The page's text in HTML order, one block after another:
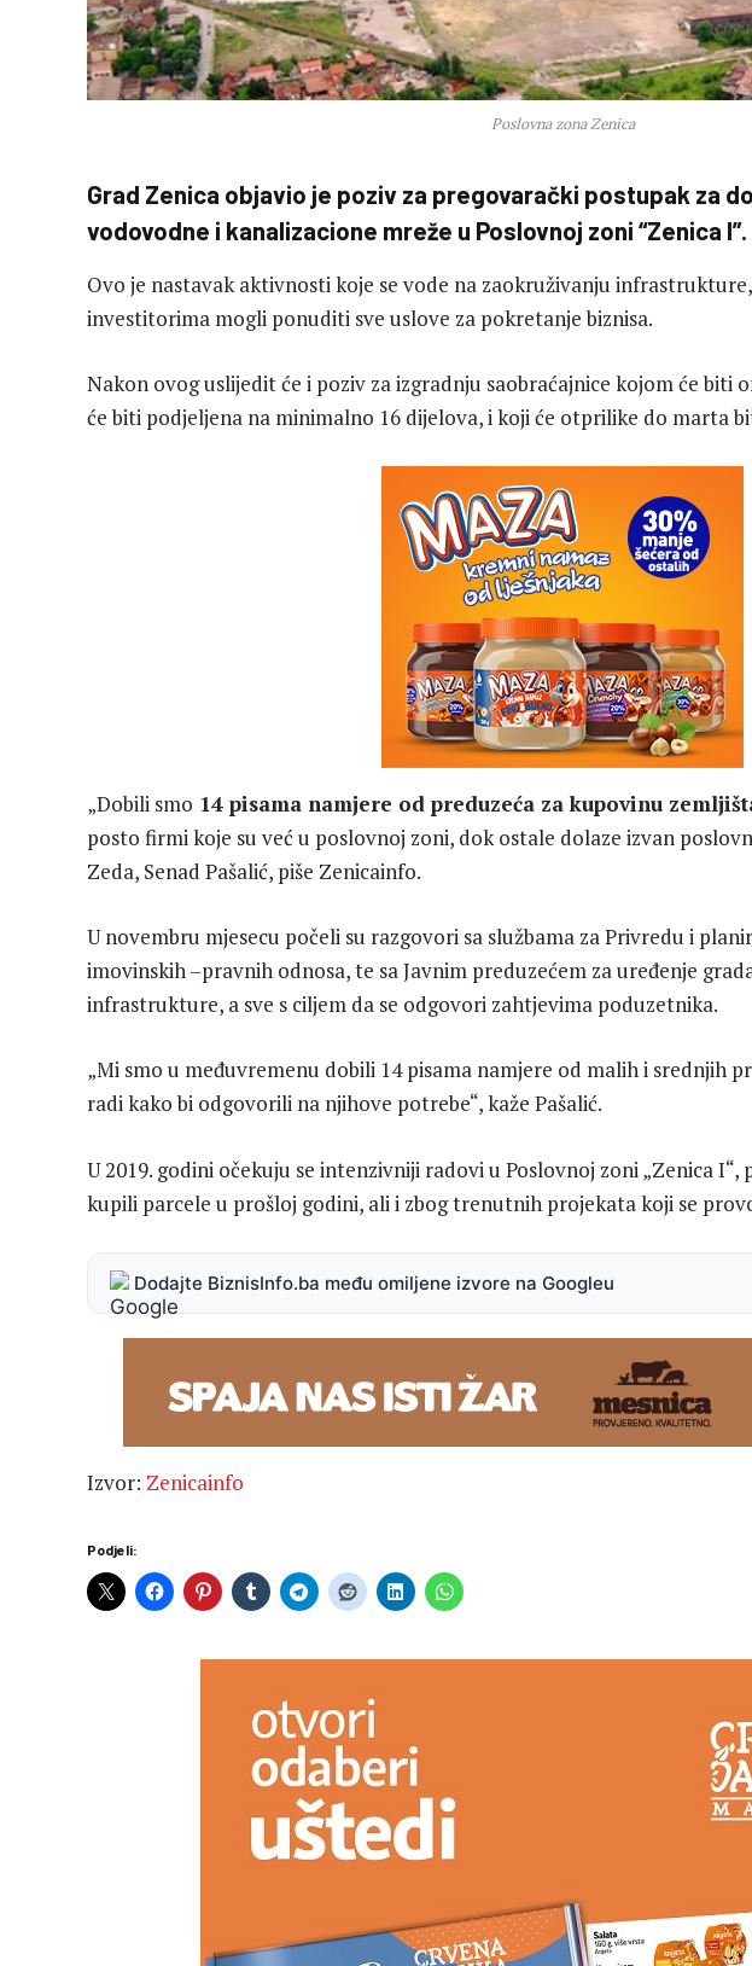
Poslovna zona Zenica
Grad Zenica objavio je poziv za pregovarački postupak za
vodovodne i kanalizacione mreže u Poslovnoj zoni “Zenica I”.
Ovo je nastavak aktivnosti koje se vode na zaokruživanju
investitorima mogli ponuditi sve uslove za pokretanje biznisa.
Nakon ovog uslijedit će i poziv za izgradnju saobraćajnice kojom će biti
će biti podjeljena na minimalno 16 dijelova, i koji će otprilike do marta
„Dobili smo 14 pisama namjere od preduzeća za kupovinu
posto firmi koje su već u poslovnoj zoni, dok ostale dolaze izvan
Zeda, Senad Pašalić, piše Zenicainfo.
U novembru mjesecu počeli su razgovori sa službama za Privredu i
imovinskih –pravnih odnosa, te sa Javnim preduzećem za uređenje
infrastrukture, a sve s ciljem da se odgovori zahtjevima poduzetnika.
„Mi smo u međuvremenu dobili 14 pisama namjere od malih i srednjih
radi kako bi odgovorili na njihove potrebe“, kaže Pašalić.
U 2019. godini očekuju se intenzivniji radovi u Poslovnoj zoni „Zenica I“,
kupili parcele u prošloj godini, ali i zbog trenutnih projekata koji se
Dodajte BiznisInfo.ba među omiljene izvore na Googleu
Izvor: Zenicainfo
Podjeli: